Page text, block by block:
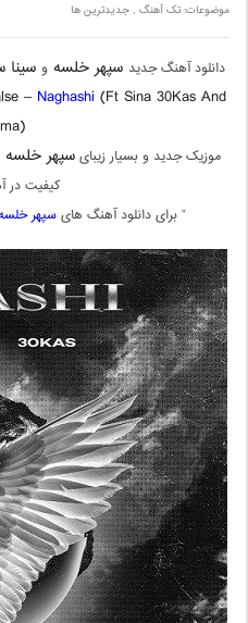
موضوعات:تک آهنگ ,جدیدترین ها
دانلود آهنگ جدید سپهر خلسه و
– Naghashi (Ft Sina 30Kas And
موزیک جدید و بسیار زیبایسپهر خلسه
کیفیت در
” برای دانلود آهنگ هایسپهر